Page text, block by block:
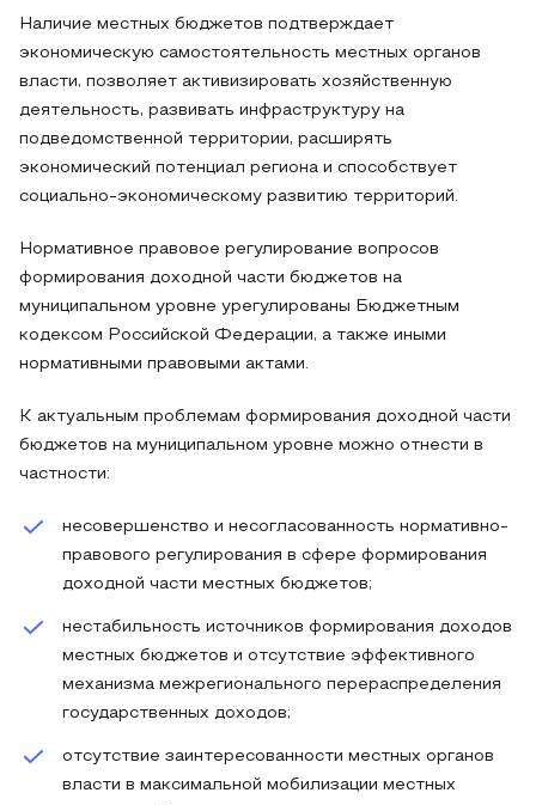
Наличие местных бюджетов подтверждает
экономическую самостоятельность местных органов
власти, позволяет активизировать хозяйственную
деятельность, развивать инфраструктуру на
подведомственной территории, расширять
экономический потенциал региона и способствует
социально-экономическому развитию территорий.
Нормативное правовое регулирование вопросов
формирования доходной части бюджетов на
муниципальном уровне урегулированы Бюджетным
кодексом Российской Федерации, а также иными
нормативными правовыми актами.
К актуальным проблемам формирования доходной части
бюджетов на муниципальном уровне можно отнести в
частности:
несовершенство и несогласованность нормативно-
правового регулирования в сфере формирования
доходной части местных бюджетов;
нестабильность источников формирования доходов
местных бюджетов и отсутствие эффективного
механизма межрегионального перераспределения
государственных доходов;
отсутствие заинтересованности местных органов
власти в максимальной мобилизации местных